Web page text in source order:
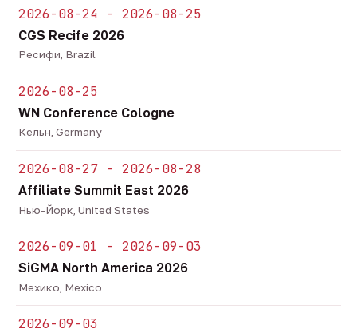
2026-08-24 - 2026-08-25
CGS Recife 2026
Ресифи, Brazil
2026-08-25
WN Conference Cologne
Кёльн, Germany
2026-08-27 - 2026-08-28
Affiliate Summit East 2026
Нью-Йорк, United States
2026-09-01 - 2026-09-03
SiGMA North America 2026
Мехико, Mexico
2026-09-03